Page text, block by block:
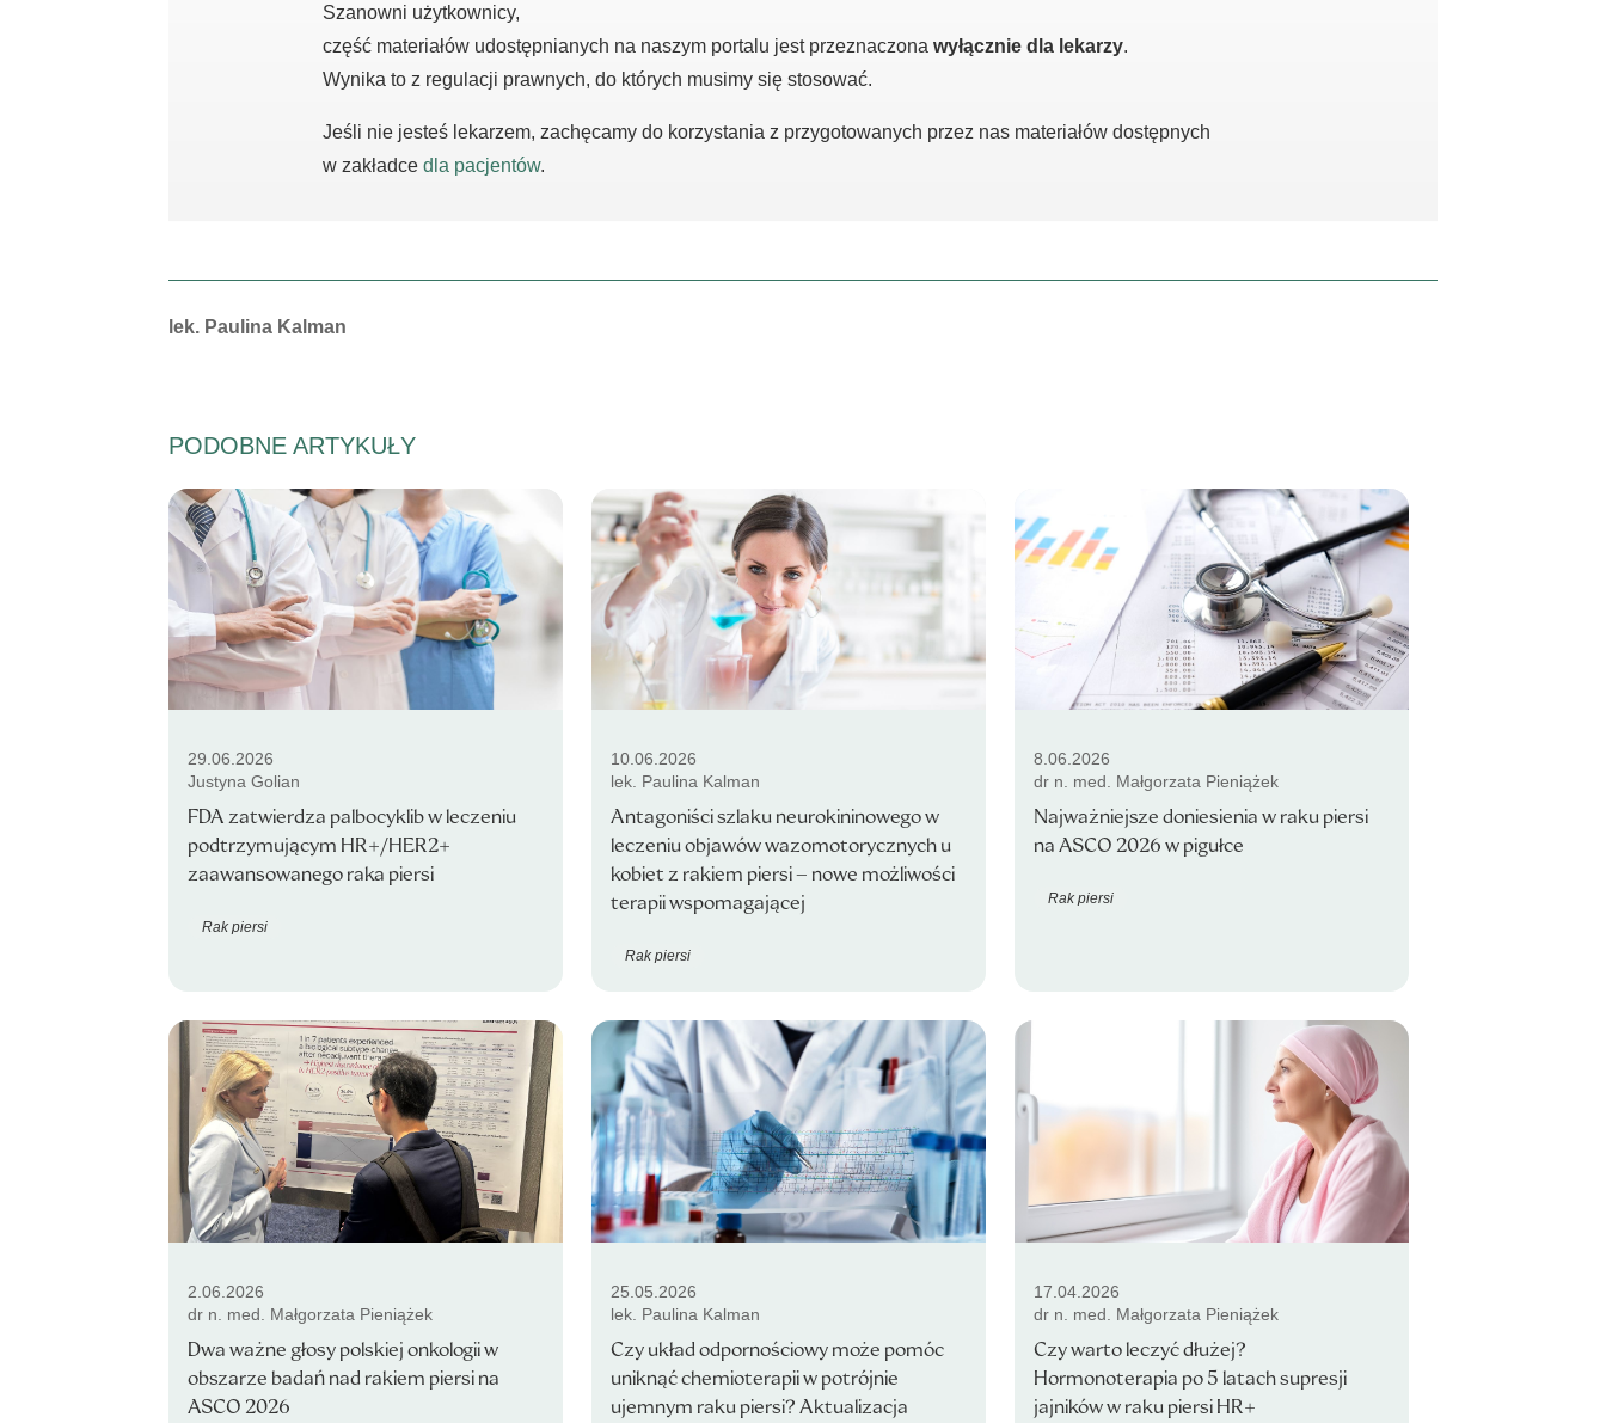
Szanowni użytkownicy,
część materiałów udostępnianych na naszym portalu jest przeznaczona wyłącznie dla lekarzy.
Wynika to z regulacji prawnych, do których musimy się stosować.
Jeśli nie jesteś lekarzem, zachęcamy do korzystania z przygotowanych przez nas materiałów dostępnych
w zakładce dla pacjentów.
Autorzy:
lek. Paulina Kalman
PODOBNE ARTYKUŁY
29.06.2026
Justyna Golian
FDA zatwierdza palbocyklib w leczeniu
podtrzymującym HR+/HER2+
zaawansowanego raka piersi
Rak piersi
10.06.2026
lek. Paulina Kalman
Antagoniści szlaku neurokininowego w
leczeniu objawów wazomotorycznych u
kobiet z rakiem piersi – nowe możliwości
terapii wspomagającej
Rak piersi
8.06.2026
dr n. med. Małgorzata Pieniążek
Najważniejsze doniesienia w raku piersi
na ASCO 2026 w pigułce
Rak piersi
2.06.2026
dr n. med. Małgorzata Pieniążek
Dwa ważne głosy polskiej onkologii w
obszarze badań nad rakiem piersi na
ASCO 2026
25.05.2026
lek. Paulina Kalman
Czy układ odpornościowy może pomóc
uniknąć chemioterapii w potrójnie
ujemnym raku piersi? Aktualizacja
17.04.2026
dr n. med. Małgorzata Pieniążek
Czy warto leczyć dłużej?
Hormonoterapia po 5 latach supresji
jajników w raku piersi HR+